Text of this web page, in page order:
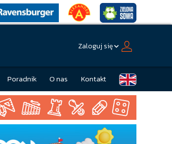
Zaloguj się
Poradnik O nas Kontakt